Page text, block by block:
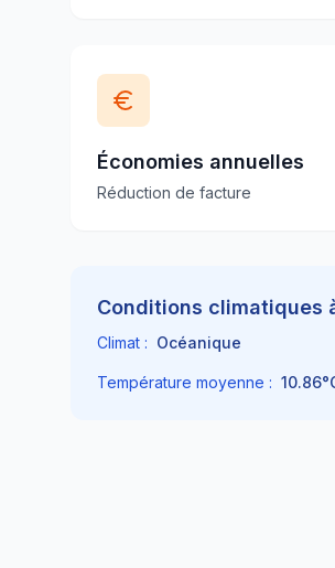
Économies annuelles
Réduction de facture
Conditions climatiques
Climat : Océanique
Température moyenne : 10.86